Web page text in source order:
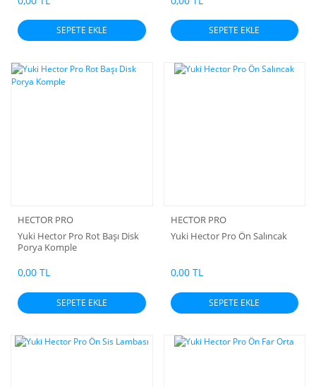
SEPETE EKLE SEPETE EKLE
HECTOR PRO
Yuki Hector Pro Rot Başı Disk
Porya Komple
0,00 TL
SEPETE EKLE
HECTOR PRO
Yuki Hector Pro Ön Salıncak
0,00 TL
SEPETE EKLE